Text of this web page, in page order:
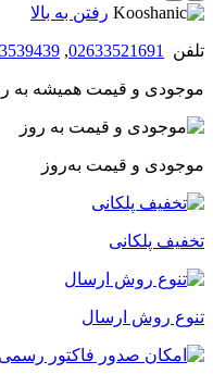
رفتن به بالا
تلفن 02633521691
,
موجودی و قیمت همیشه به
موجودی و قیمت به‌روز
تخفیف پلکانی
تنوع روش ارسال